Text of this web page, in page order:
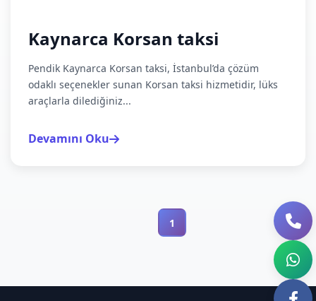
Kaynarca Korsan taksi
Pendik Kaynarca Korsan taksi, İstanbul’da çözüm
odaklı seçenekler sunan Korsan taksi hizmetidir, lüks
araçlarla dilediğiniz...
Devamını Oku
1